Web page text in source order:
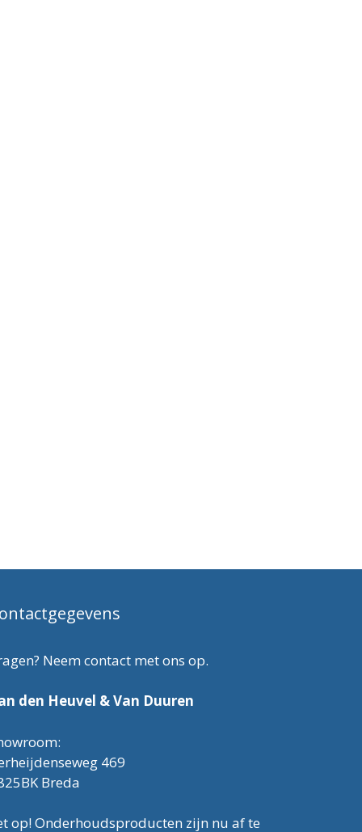
Neem contact met ons op.
den Heuvel & Van Duuren
469
Breda
op! Onderhoudsproducten zijn nu af te